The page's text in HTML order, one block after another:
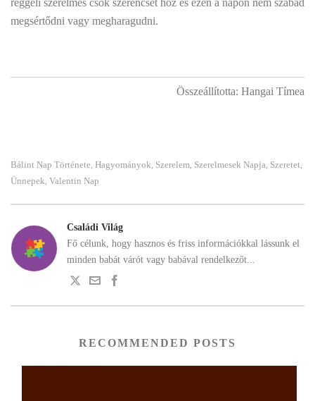
reggeli szerelmes csók szerencsét hoz és ezen a napon nem szabad
megsértődni vagy megharagudni.
Összeállította: Hangai Tímea
Bálint Nap Története, Hagyományok, Szerelem, Szerelmesek Napja, Szeretet,
Ünnepek, Valentin Nap
Családi Világ
Fő célunk, hogy hasznos és friss információkkal lássunk el
minden babát várót vagy babával rendelkezőt...
RECOMMENDED POSTS